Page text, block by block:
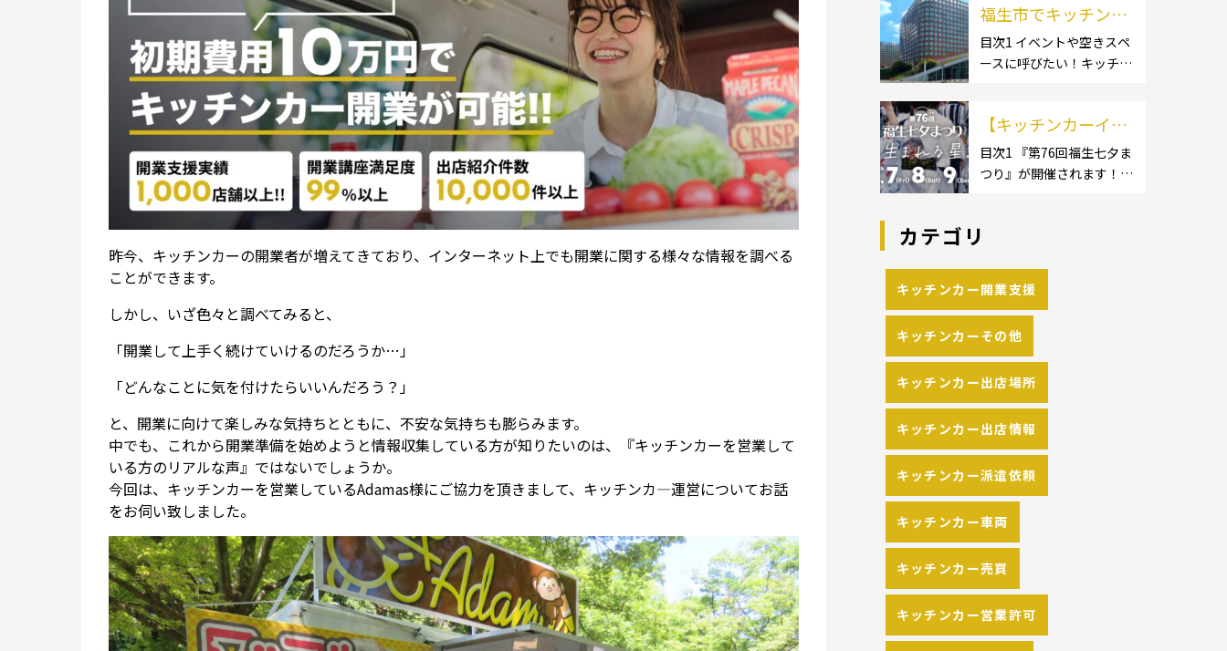
昨今、キッチンカーの開業者が増えてきており、インターネット上でも開業に関する様々な情報を調べる
ことができます。
しかし、いざ色々と調べてみると、
「開業して上手く続けていけるのだろうか…」
「どんなことに気を付けたらいいんだろう？」
と、開業に向けて楽しみな気持ちとともに、不安な気持ちも膨らみます。
中でも、これから開業準備を始めようと情報収集している方が知りたいのは、『キッチンカーを営業して
いる方のリアルな声』ではないでしょうか。
今回は、キッチンカーを営業しているAdamas様にご協力を頂きまして、キッチンカ―運営についてお話
をお伺い致しました。
介！
ンタークロスとも呼ばれ
る】2 キッチンカーで使用
するダスター(ふきん)種類
福生市でキッチンカ
ーを呼びたい！派遣
してもらうにはどう
の流れや人気メニュ
ーを解説
目次1 イベントや空きスペ
ースに呼びたい！キッチン
キッチンカー:軽バン]1.1.2
[小型キッチンカー:軽トラ
ック]1.1.3 [中型・大型キッ
【キッチンカーイベ
ント情報】第76回福
生七夕まつりが開催
目次1 『第76回福生七夕ま
つり』が開催されます！2
りイベント！ 日本全国で、
催されています。 開業前に
キッチンカーの出店 […]
カテゴリ
キッチンカー開業支援
キッチンカーその他
キッチンカー出店場所
キッチンカー出店情報
キッチンカー派遣依頼
キッチンカー車両
キッチンカー売買
キッチンカー営業許可